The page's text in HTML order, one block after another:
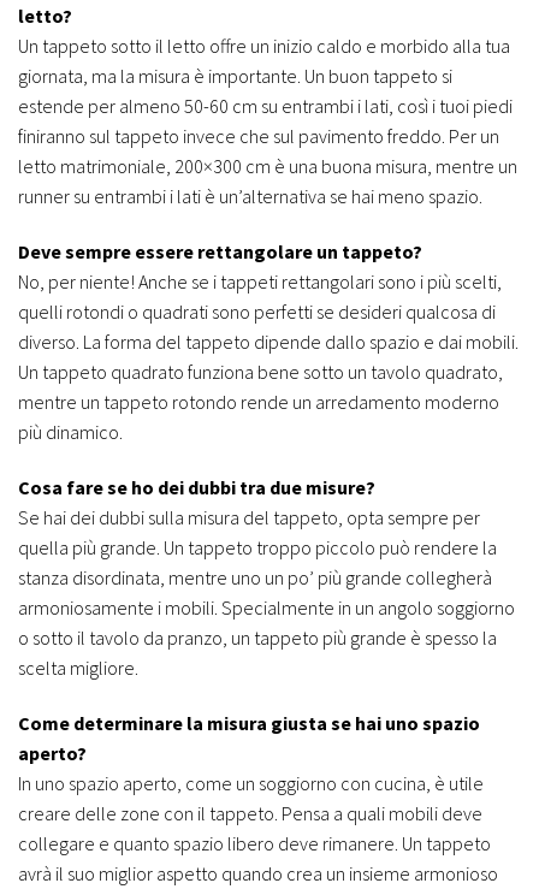
letto?
Un tappeto sotto il letto offre un inizio caldo e morbido alla tua
giornata, ma la misura è importante. Un buon tappeto si
estende per almeno 50-60 cm su entrambi i lati, così i tuoi piedi
finiranno sul tappeto invece che sul pavimento freddo. Per un
letto matrimoniale, 200×300 cm è una buona misura, mentre un
runner su entrambi i lati è un’alternativa se hai meno spazio.
Deve sempre essere rettangolare un tappeto?
No, per niente! Anche se i tappeti rettangolari sono i più scelti,
quelli rotondi o quadrati sono perfetti se desideri qualcosa di
diverso. La forma del tappeto dipende dallo spazio e dai mobili.
Un tappeto quadrato funziona bene sotto un tavolo quadrato,
mentre un tappeto rotondo rende un arredamento moderno
più dinamico.
Cosa fare se ho dei dubbi tra due misure?
Se hai dei dubbi sulla misura del tappeto, opta sempre per
quella più grande. Un tappeto troppo piccolo può rendere la
stanza disordinata, mentre uno un po’ più grande collegherà
armoniosamente i mobili. Specialmente in un angolo soggiorno
o sotto il tavolo da pranzo, un tappeto più grande è spesso la
scelta migliore.
Come determinare la misura giusta se hai uno spazio
aperto?
In uno spazio aperto, come un soggiorno con cucina, è utile
creare delle zone con il tappeto. Pensa a quali mobili deve
collegare e quanto spazio libero deve rimanere. Un tappeto
avrà il suo miglior aspetto quando crea un insieme armonioso